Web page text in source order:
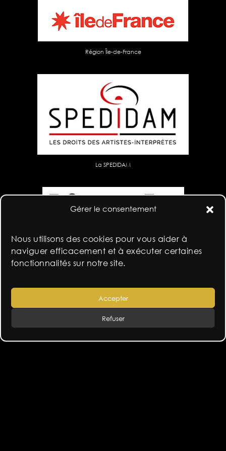
Gérer le consentement
Nous utilisons des cookies pour vous aider à
naviguer efficacement et à exécuter certaines
fonctionnalités sur notre site.
Accepter
Refuser
Région Île-de-France
La SPEDIDAM